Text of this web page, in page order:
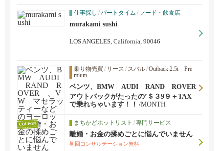
仕事探し /パートタイム / フード・飲食店
murakami sushi
LOS ANGELES, California, 90046
乗り物売買 / リース / スバル/Outback 2.5i Pre
mium
ベンツ、BMW AUDI RAND ROVER
、VW マセラッティーなどのヨーロ
ッパ車、もちろん日本車のリースもして
います。 新車、リース、お車のことをお
考え...
アウトバックがたったの’＄３9９＋TAX
で乗れちゃいます！！ /MONTH
まちかどホットリスト /専門サービス
離婚・お金の揉めごとに悩んでいません
か？ 経験豊富な《調停人》が示談で解決
初回コンサルテーション無料
COUPON